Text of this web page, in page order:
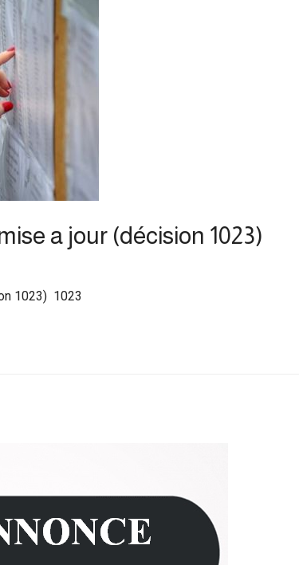
a jour (décision 1023)
1023) 1023